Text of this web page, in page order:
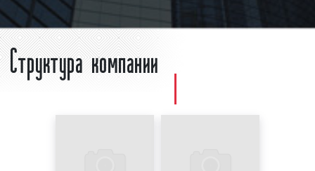
Структура компании